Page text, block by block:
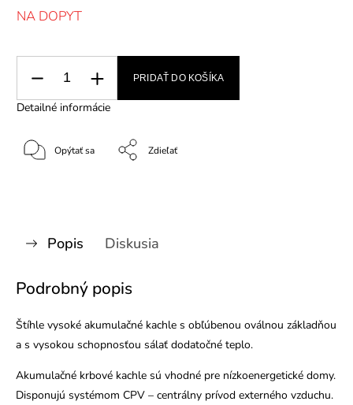
NA DOPYT
PRIDAŤ DO KOŠÍKA
Detailné informácie
Opýtať sa Zdieľať
Popis Diskusia
Podrobný popis
Štíhle vysoké akumulačné kachle s obľúbenou oválnou základňou
a s vysokou schopnosťou sálať dodatočné teplo.
Akumulačné krbové kachle sú vhodné pre nízkoenergetické domy.
Disponujú systémom CPV – centrálny prívod externého vzduchu.